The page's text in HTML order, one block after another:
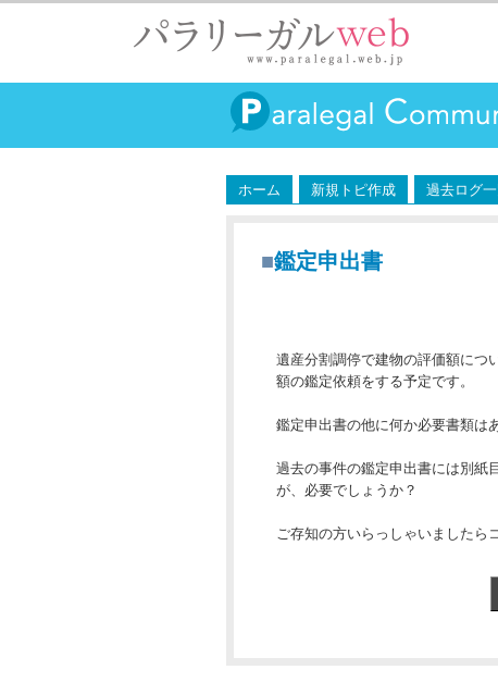
ホーム 新規トピ作成 過去ログ
■鑑定申出書
遺産分割調停で建物の評価額につ
額の鑑定依頼をする予定です。
鑑定申出書の他に何か必要書類は
過去の事件の鑑定申出書には別紙
が、必要でしょうか？
ご存知の方いらっしゃいましたら